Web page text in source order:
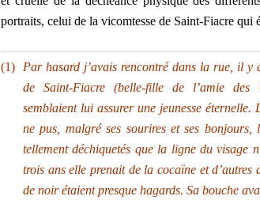
portraits, celui de la vicomtesse de Saint-Fiacre qui
(1)
Par hasard j’avais rencontré dans la rue, il y
de Saint-Fiacre (belle-fille de l’amie des
semblaient lui assurer une jeunesse
ne pus, malgré ses sourires et ses
tellement déchiquetés que la ligne du visage
trois ans elle prenait de la cocaïne et d’autres
de noir étaient presque hagards. Sa bouche